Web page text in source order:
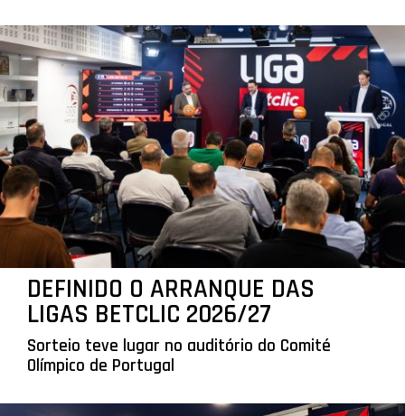
DEFINIDO O ARRANQUE DAS
LIGAS BETCLIC 2026/27
Sorteio teve lugar no auditório do Comité
Olímpico de Portugal